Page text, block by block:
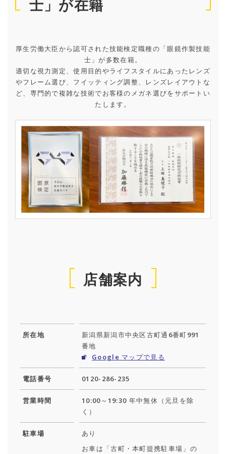
士」が在籍
厚生労働大臣から認可された技能検定職種の「眼鏡作製技能
士」が多数在籍。
適切な視力測定、使用目的やライフスタイルにあったレンズ
やフレーム選び、フイッティング調整、レンズレイアウトな
ど、専門的で複雑な技術でお客様のメガネ選びをサポートい
たします。
店舗案内
所在地
新潟県新潟市中央区古町通6番町991
番地
Google マップで見る
電話番号 0120-286-235
営業時間
10:00～19:30 年中無休（元旦を除
く）
駐車場
あり
お車は「古町・本町提携駐車場」の